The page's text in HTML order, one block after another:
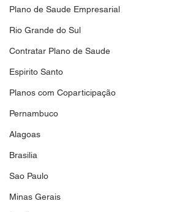
Plano de Saude Empresarial
Rio Grande do Sul
Contratar Plano de Saude
Espirito Santo
Planos com Coparticipação
Pernambuco
Alagoas
Brasilia
Sao Paulo
Minas Gerais